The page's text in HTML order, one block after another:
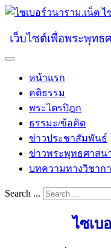
ไ
เว็บไซต์เพื่อพระพุท
หน้าแรก
คติธรรม
พระไตรปิฎก
ธรรมะ/ข้อคิด
ข่าวประชาสัมพันธ์
ข่าวพระพุทธศาสน
บทความทางวิชาก
Search ...
ไซเบ